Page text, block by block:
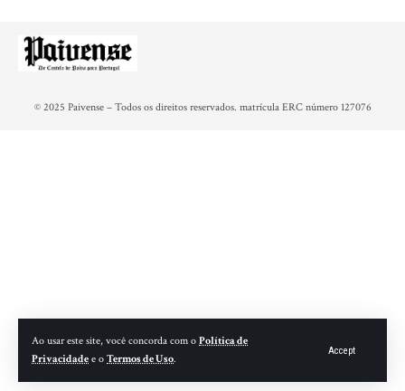
Ao usar este site, você concorda com o Política de
Privacidade e o Termos de Uso.
Accept
© 2025 Paivense – Todos os direitos reservados. matrícula ERC número 127076